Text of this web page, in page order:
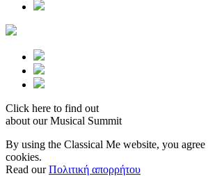
Click here to find out
about our Musical Summit
By using the Classical Me website, you
cookies.
Read ourΠολιτική απορρήτου